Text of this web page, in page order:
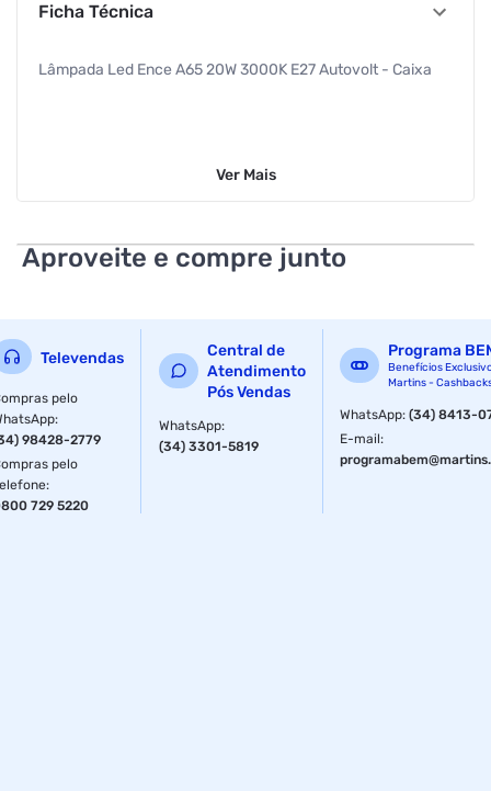
Ficha Técnica
Lâmpada Led Ence A65 20W 3000K E27 Autovolt - Caixa
Ver Mais
Aproveite e compre junto
Televendas
pelo
:
98428-2779
pelo
:
729 5220
Central de
Atendimento
Pós Vendas
WhatsApp:
(34) 3301-5819
Programa
Benefícios
Martins -
WhatsApp:(34) 8413-
E-mail: